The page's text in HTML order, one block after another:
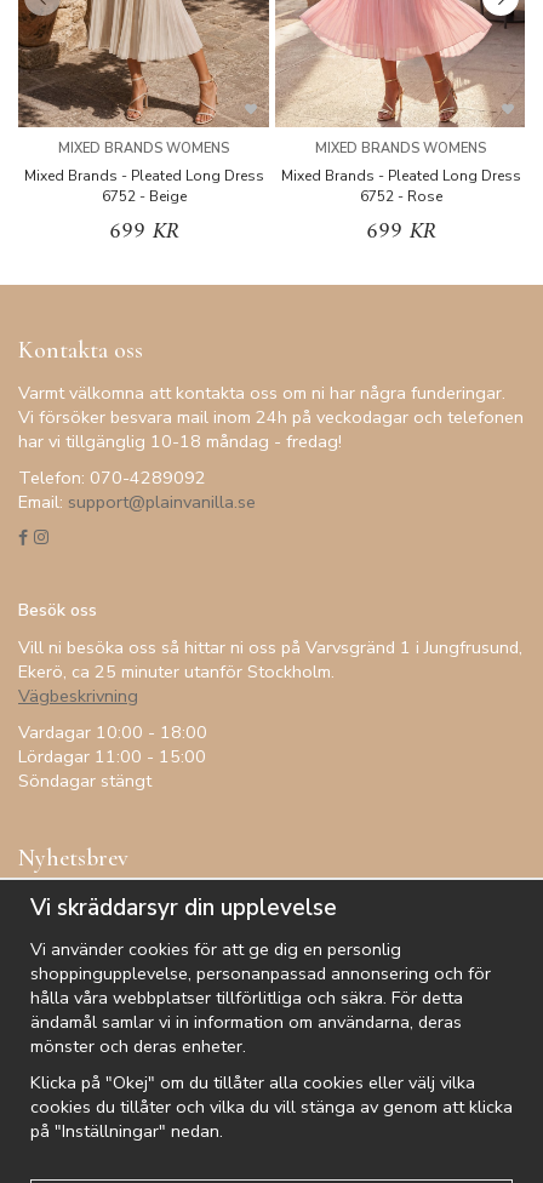
MIXED BRANDS WOMENS
Mixed Brands - Pleated Long Dress
6752 - Beige
699 KR
MIXED BRANDS WOMENS
Mixed Brands - Pleated Long Dress
6752 - Rose
699 KR
Kontakta oss
Varmt välkomna att kontakta oss om ni har några funderingar.
Vi försöker besvara mail inom 24h på veckodagar och telefonen
har vi tillgänglig 10-18 måndag - fredag!
Telefon: 070-4289092
Email: support@plainvanilla.se
Besök oss
Vill ni besöka oss så hittar ni oss på Varvsgränd 1 i Jungfrusund,
Ekerö, ca 25 minuter utanför Stockholm.
Vägbeskrivning
Vardagar 10:00 - 18:00
Lördagar 11:00 - 15:00
Söndagar stängt
Nyhetsbrev
Få inspiration, förtur till kampanjer, specialerbjudanden och
De uppgifter du matar in kommer endast användas till våra nyhetsbrev.
Vi skräddarsyr din upplevelse
Vi använder cookies för att ge dig en personlig
shoppingupplevelse, personanpassad annonsering och för
hålla våra webbplatser tillförlitliga och säkra. För detta
ändamål samlar vi in information om användarna, deras
mönster och deras enheter.
Klicka på "Okej" om du tillåter alla cookies eller välj vilka
cookies du tillåter och vilka du vill stänga av genom att klicka
på "Inställningar" nedan.